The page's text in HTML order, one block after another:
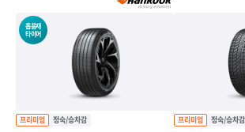
흡음재
타이어